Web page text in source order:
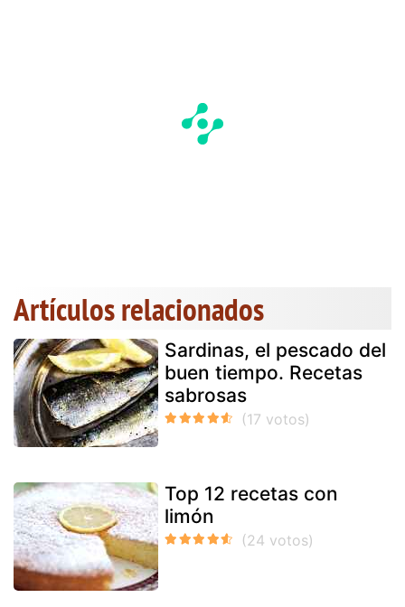
Artículos relacionados
Sardinas, el pescado del
buen tiempo. Recetas
sabrosas
Top 12 recetas con
limón